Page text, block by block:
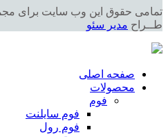
تمامی حقوق این وب سایت برای
طــراح مدیر سئو
صفحه اصلی
محصولات
فوم
فوم سایلنت
فوم رول